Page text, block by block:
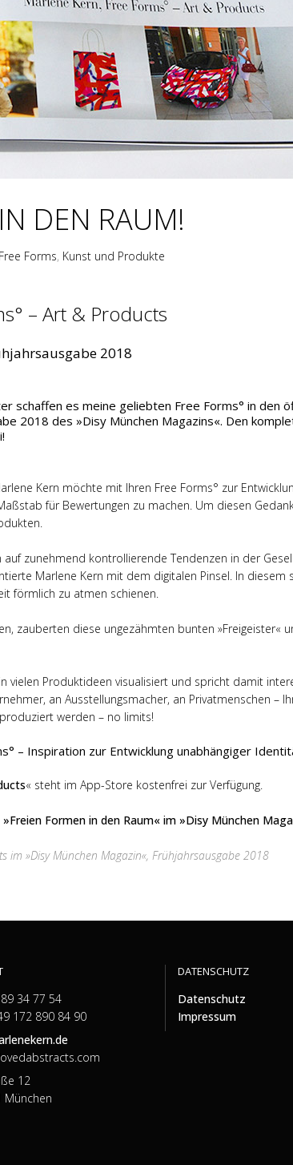
DEN RAUM!
Free Forms, Kunst und Produkte
– Art & Products
2018
schaffen es meine geliebten Free Forms° in den
2018 des »Disy München Magazins«. Den
Kern möchte mit Ihren Free Forms° zur
für Bewertungen zu machen. Um diesen
zunehmend kontrollierende Tendenzen in der
Marlene Kern mit dem digitalen Pinsel. In
förmlich zu atmen schienen.
zauberten diese ungezähmten bunten
vielen Produktideen visualisiert und spricht damit
an Ausstellungsmacher, an Privatmenschen –
werden – no limits!
– Inspiration zur Entwicklung unabhängiger
« steht im App-Store kostenfrei zur Verfügung.
im »Disy München Magazin«, Frühjahrsausgabe 2018
34 77 54
172 890 84 90
12
München
DATENSCHUTZ
Datenschutz
Impressum